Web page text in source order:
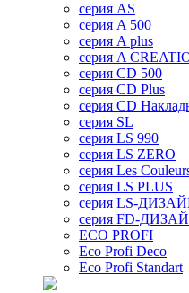
серия AS
серия A 500
серия A plus
серия A
серия CD 500
серия CD Plus
серия CD
серия SL
серия LS 990
серия LS ZERO
серия Les
серия LS PLUS
серия LS-
серия FD-
ECO PROFI
Eco Profi Deco
Eco Profi Standart